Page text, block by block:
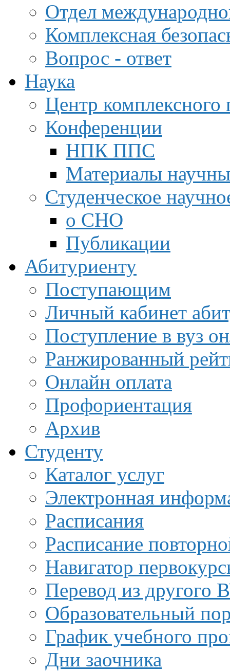
Отдел
Комплексная
Вопрос - ответ
Наука
Центр
Конференции
НПК ППС
Материалы
Студенческое
о СНО
Публикации
Абитуриенту
Поступающим
Личный кабинет
Поступление в вуз
Ранжированный
Онлайн оплата
Профориентация
Архив
Студенту
Каталог услуг
Электронная
Расписания
Расписание
Навигатор
Перевод из другого
Образовательный
График учебного
Дни заочника